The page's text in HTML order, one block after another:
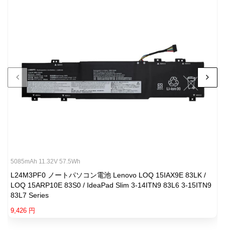
5085mAh 11.32V 57.5Wh
L24M3PF0 ノートパソコン電池 Lenovo LOQ 15IAX9E 83LK /
LOQ 15ARP10E 83S0 / IdeaPad Slim 3-14ITN9 83L6 3-15ITN9
83L7 Series
9,426 円